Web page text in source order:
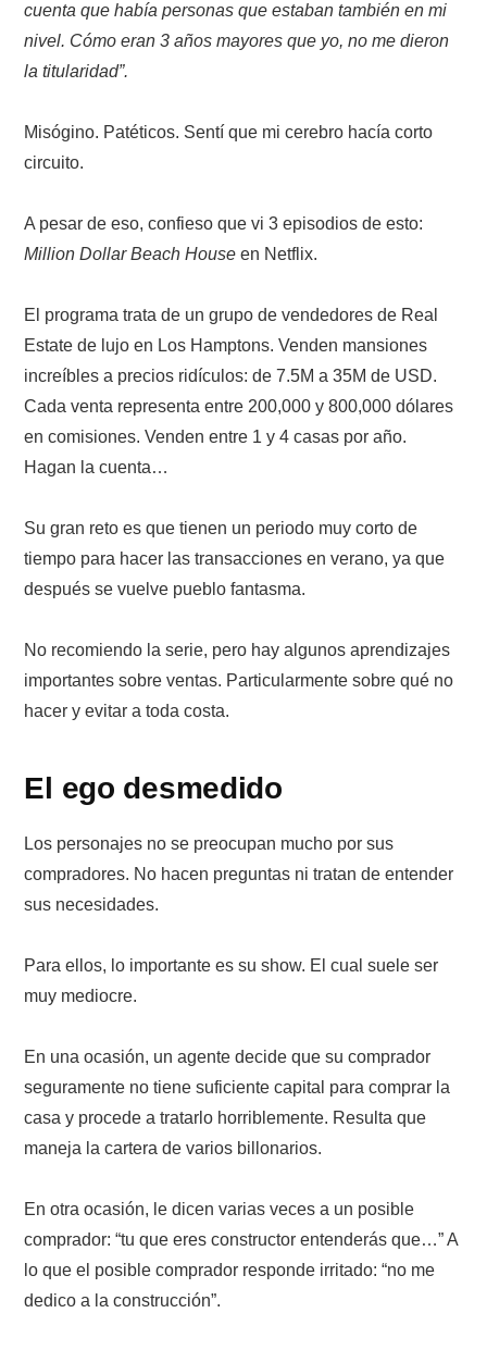
cuenta que había personas que estaban también en mi
nivel. Cómo eran 3 años mayores que yo, no me dieron
la titularidad”.
Misógino. Patéticos. Sentí que mi cerebro hacía corto
circuito.
A pesar de eso, confieso que vi 3 episodios de esto:
Million Dollar Beach House en Netflix.
El programa trata de un grupo de vendedores de Real
Estate de lujo en Los Hamptons. Venden mansiones
increíbles a precios ridículos: de 7.5M a 35M de USD.
Cada venta representa entre 200,000 y 800,000 dólares
en comisiones. Venden entre 1 y 4 casas por año.
Hagan la cuenta…
Su gran reto es que tienen un periodo muy corto de
tiempo para hacer las transacciones en verano, ya que
después se vuelve pueblo fantasma.
No recomiendo la serie, pero hay algunos aprendizajes
importantes sobre ventas. Particularmente sobre qué no
hacer y evitar a toda costa.
El ego desmedido
Los personajes no se preocupan mucho por sus
compradores. No hacen preguntas ni tratan de entender
sus necesidades.
Para ellos, lo importante es su show. El cual suele ser
muy mediocre.
En una ocasión, un agente decide que su comprador
seguramente no tiene suficiente capital para comprar la
casa y procede a tratarlo horriblemente. Resulta que
maneja la cartera de varios billonarios.
En otra ocasión, le dicen varias veces a un posible
comprador: “tu que eres constructor entenderás que…” A
lo que el posible comprador responde irritado: “no me
dedico a la construcción”.